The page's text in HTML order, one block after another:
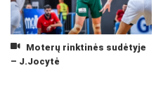
Moterų rinktinės sudėtyje
– J.Jocytė